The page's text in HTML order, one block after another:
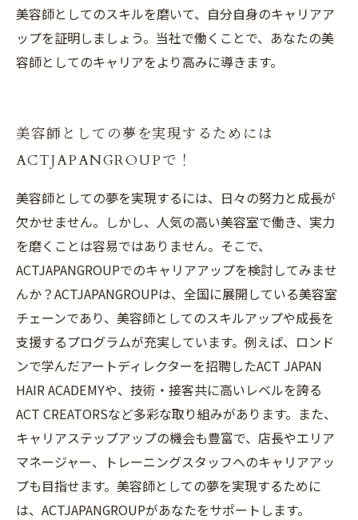
美容師としてのスキルを磨いて、自分自身のキャリアア
ップを証明しましょう。当社で働くことで、あなたの美
容師としてのキャリアをより高みに導きます。
美容師としての夢を実現するためには
ACTJAPANGROUPで！
美容師としての夢を実現するには、日々の努力と成長が
欠かせません。しかし、人気の高い美容室で働き、実力
を磨くことは容易ではありません。そこで、
ACTJAPANGROUPでのキャリアアップを検討してみませ
んか？ACTJAPANGROUPは、全国に展開している美容室
チェーンであり、美容師としてのスキルアップや成長を
支援するプログラムが充実しています。例えば、ロンド
ンで学んだアートディレクターを招聘したACT JAPAN
HAIR ACADEMYや、技術・接客共に高いレベルを誇る
ACT CREATORSなど多彩な取り組みがあります。また、
キャリアステップアップの機会も豊富で、店長やエリア
マネージャー、トレーニングスタッフへのキャリアアッ
プも目指せます。美容師としての夢を実現するために
は、ACTJAPANGROUPがあなたをサポートします。